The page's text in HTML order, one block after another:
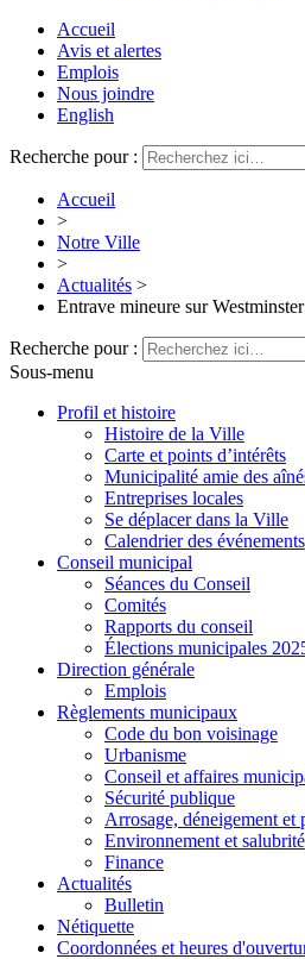
Accueil
Avis et alertes
Emplois
Nous joindre
English
Recherche pour :
Accueil
>
Notre Ville
>
Actualités >
Entrave mineure sur
Recherche pour :
Sous-menu
Profil et histoire
Histoire de la Ville
Carte et points d’intérêts
Municipalité amie des
Entreprises locales
Se déplacer dans la Ville
Calendrier des événements
Conseil municipal
Séances du Conseil
Comités
Rapports du conseil
Élections municipales
Direction générale
Emplois
Règlements municipaux
Code du bon voisinage
Urbanisme
Conseil et affaires
Sécurité publique
Arrosage, déneigement et
Environnement et salubrité
Finance
Actualités
Bulletin
Nétiquette
Coordonnées et heures